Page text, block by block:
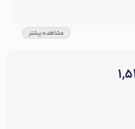
مشاهده بیشتر